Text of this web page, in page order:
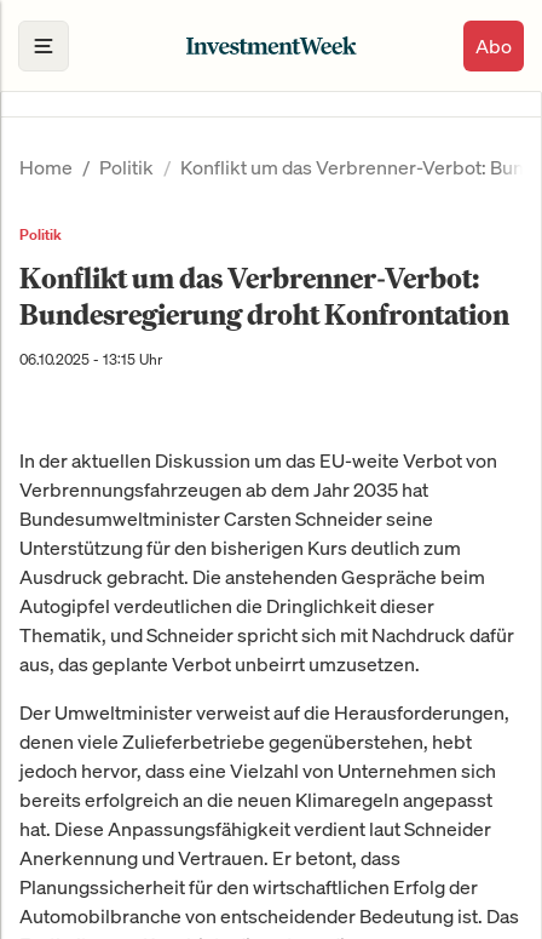
Abo
Home Politik Konflikt um das Verbrenner-Verbot:
Politik
Konflikt um das Verbrenner-Verbot:
Bundesregierung droht Konfrontation
06.10.2025 - 13:15 Uhr
In der aktuellen Diskussion um das EU-weite Verbot von
Verbrennungsfahrzeugen ab dem Jahr 2035 hat
Bundesumweltminister Carsten Schneider seine
Unterstützung für den bisherigen Kurs deutlich zum
Ausdruck gebracht. Die anstehenden Gespräche beim
Autogipfel verdeutlichen die Dringlichkeit dieser
Thematik, und Schneider spricht sich mit Nachdruck dafür
aus, das geplante Verbot unbeirrt umzusetzen.
Der Umweltminister verweist auf die Herausforderungen,
denen viele Zulieferbetriebe gegenüberstehen, hebt
jedoch hervor, dass eine Vielzahl von Unternehmen sich
bereits erfolgreich an die neuen Klimaregeln angepasst
hat. Diese Anpassungsfähigkeit verdient laut Schneider
Anerkennung und Vertrauen. Er betont, dass
Planungssicherheit für den wirtschaftlichen Erfolg der
Automobilbranche von entscheidender Bedeutung ist. Das